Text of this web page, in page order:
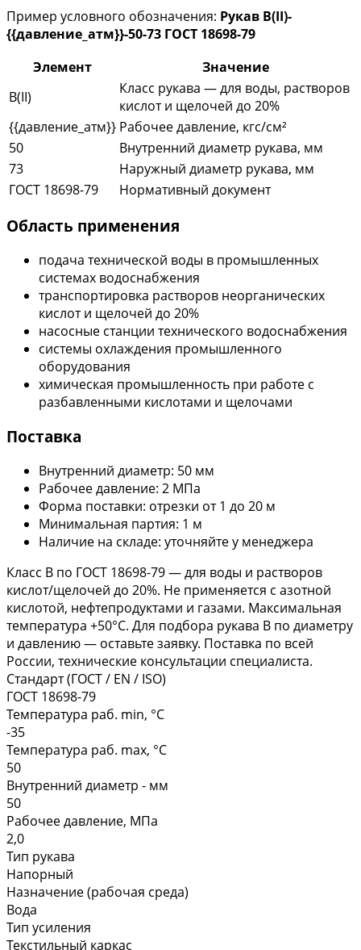
Пример условного обозначения: Рукав В(II)-
{{давление_атм}}-50-73 ГОСТ 18698-79
Элемент
Значение
В(II)
Класс рукава — для воды, растворов
кислот и щелочей до 20%
{{давление_атм}} Рабочее давление, кгс/см²
50
Внутренний диаметр рукава, мм
73
Наружный диаметр рукава, мм
ГОСТ 18698-79
Нормативный документ
Область применения
подача технической воды в промышленных
системах водоснабжения
транспортировка растворов неорганических
кислот и щелочей до 20%
насосные станции технического водоснабжения
системы охлаждения промышленного
оборудования
химическая промышленность при работе с
разбавленными кислотами и щелочами
Поставка
Внутренний диаметр: 50 мм
Рабочее давление: 2 МПа
Форма поставки: отрезки от 1 до 20 м
Минимальная партия: 1 м
Наличие на складе: уточняйте у менеджера
Класс В по ГОСТ 18698-79 — для воды и растворов
кислот/щелочей до 20%. Не применяется с азотной
кислотой, нефтепродуктами и газами. Максимальная
температура +50°С. Для подбора рукава В по диаметру
и давлению — оставьте заявку. Поставка по всей
России, технические консультации специалиста.
Стандарт (ГОСТ / EN / ISO)
ГОСТ 18698-79
Температура раб. min, °C
-35
Температура раб. max, °C
50
Внутренний диаметр - мм
50
Рабочее давление, МПа
2,0
Тип рукава
Напорный
Назначение (рабочая среда)
Вода
Тип усиления
Текстильный каркас